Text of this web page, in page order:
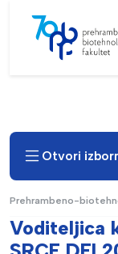
Otvori
Prehrambeno-
Voditeljica